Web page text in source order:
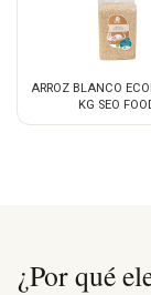
ARROZ BLANCO
KG SEO
¿Por qué